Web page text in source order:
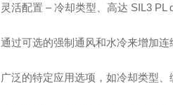
灵活配置 – 冷却类型、高达 SIL3
通过可选的强制通风和水冷来增加连
广泛的特定应用选项，如冷却类型、